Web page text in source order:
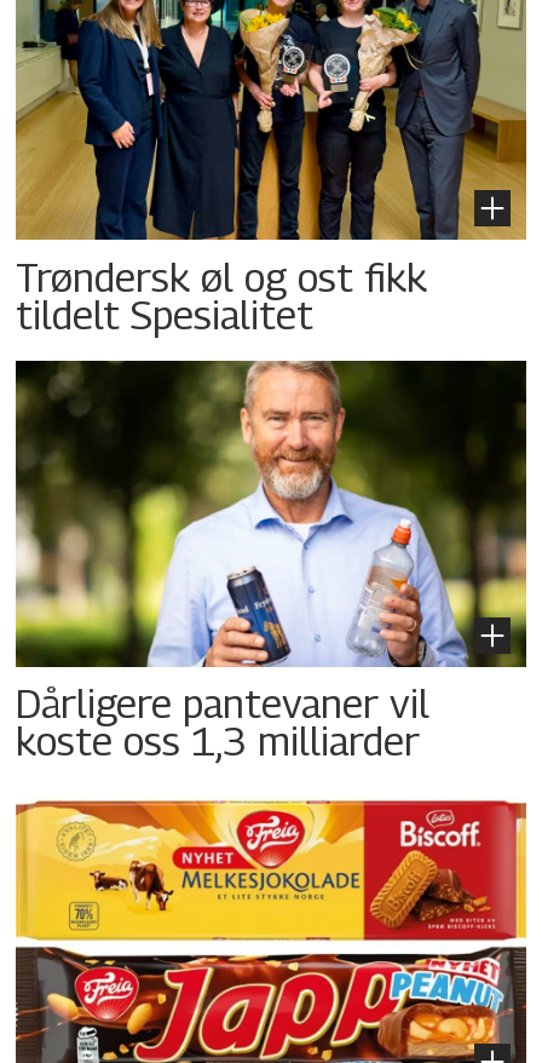
Trøndersk øl og ost fikk
tildelt Spesialitet
Dårligere pantevaner vil
koste oss 1,3 milliarder